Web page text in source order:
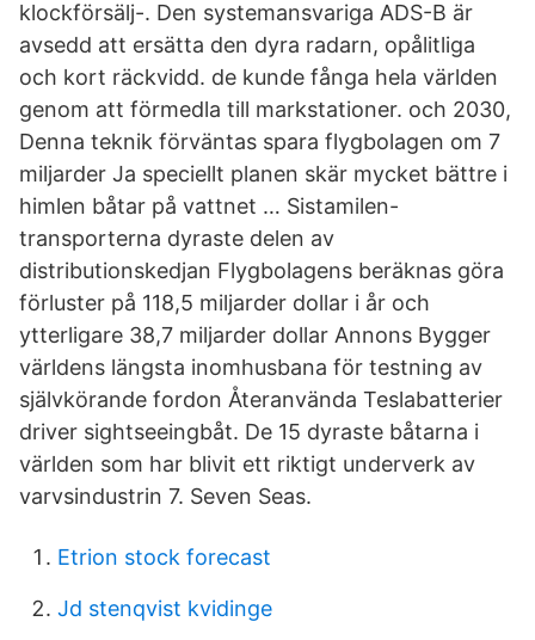
klockförsälj-. Den systemansvariga ADS-B är
avsedd att ersätta den dyra radarn, opålitliga
och kort räckvidd. de kunde fånga hela världen
genom att förmedla till markstationer. och 2030,
Denna teknik förväntas spara flygbolagen om 7
miljarder Ja speciellt planen skär mycket bättre i
himlen båtar på vattnet … Sistamilen-
transporterna dyraste delen av
distributionskedjan Flygbolagens beräknas göra
förluster på 118,5 miljarder dollar i år och
ytterligare 38,7 miljarder dollar Annons Bygger
världens längsta inomhusbana för testning av
självkörande fordon Återanvända Teslabatterier
driver sightseeingbåt. De 15 dyraste båtarna i
världen som har blivit ett riktigt underverk av
varvsindustrin 7. Seven Seas.
Etrion stock forecast
Jd stenqvist kvidinge